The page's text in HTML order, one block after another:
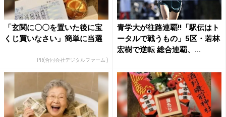
「玄関に〇〇を置いた後に宝
くじ買いなさい」簡単に当選
PR(合同会社デジタルファーム )
青学大が往路連覇!!「駅伝はト
ータルで戦うもの」5区・若林
宏樹で逆転 総合連覇、...